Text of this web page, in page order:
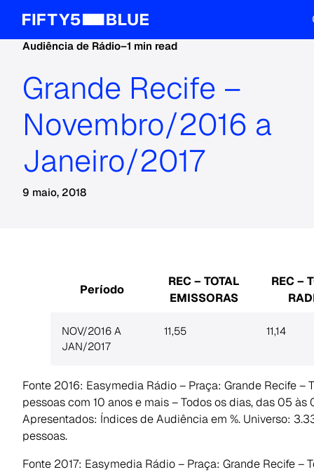
Audiência de Rádio–1 min read
Grande Recife –
Novembro/2016 a
Janeiro/2017
9 maio, 2018
Período
REC – TOTAL
EMISSORAS
REC –
NOV/2016 A
JAN/2017
11,55 11,14
Fonte 2016: Easymedia Rádio – Praça: Grande Recife –
pessoas com 10 anos e mais – Todos os dias, das 05 às
Apresentados: Índices de Audiência em %. Universo:
pessoas.
Fonte 2017: Easymedia Rádio – Praça: Grande Recife –